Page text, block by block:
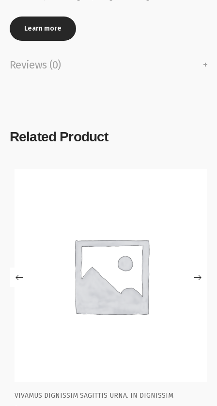
Learn more
Reviews (0)
Related Product
DIGNISSIM SAGITTIS URNA. IN DIGNISSIM